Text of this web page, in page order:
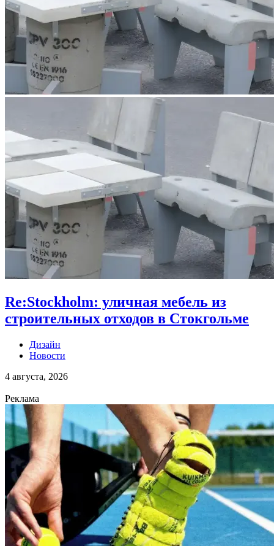
Re:Stockholm: уличная мебель из
строительных отходов в Стокгольме
Дизайн
Новости
4 августа, 2026
Реклама